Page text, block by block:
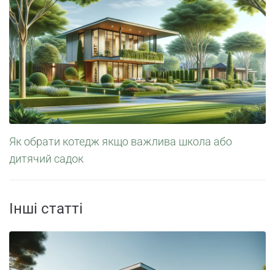
Як обрати котедж якщо важлива школа або
дитячий садок
Інші статті